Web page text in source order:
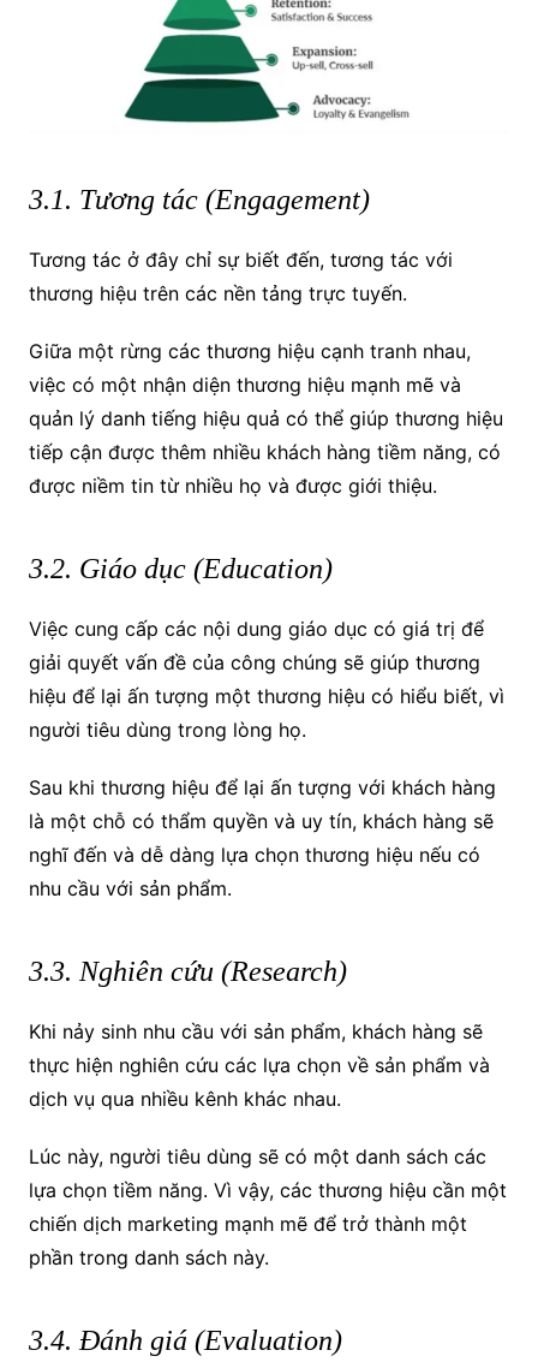
3.1. Tương tác (Engagement)
Tương tác ở đây chỉ sự biết đến, tương tác với
thương hiệu trên các nền tảng trực tuyến.
Giữa một rừng các thương hiệu cạnh tranh nhau,
việc có một nhận diện thương hiệu mạnh mẽ và
quản lý danh tiếng hiệu quả có thể giúp thương hiệu
tiếp cận được thêm nhiều khách hàng tiềm năng, có
được niềm tin từ nhiều họ và được giới thiệu.
3.2. Giáo dục (Education)
Việc cung cấp các nội dung giáo dục có giá trị để
giải quyết vấn đề của công chúng sẽ giúp thương
hiệu để lại ấn tượng một thương hiệu có hiểu biết, vì
người tiêu dùng trong lòng họ.
Sau khi thương hiệu để lại ấn tượng với khách hàng
là một chỗ có thẩm quyền và uy tín, khách hàng sẽ
nghĩ đến và dễ dàng lựa chọn thương hiệu nếu có
nhu cầu với sản phẩm.
3.3. Nghiên cứu (Research)
Khi nảy sinh nhu cầu với sản phẩm, khách hàng sẽ
thực hiện nghiên cứu các lựa chọn về sản phẩm và
dịch vụ qua nhiều kênh khác nhau.
Lúc này, người tiêu dùng sẽ có một danh sách các
lựa chọn tiềm năng. Vì vậy, các thương hiệu cần một
chiến dịch marketing mạnh mẽ để trở thành một
phần trong danh sách này.
3.4. Đánh giá (Evaluation)